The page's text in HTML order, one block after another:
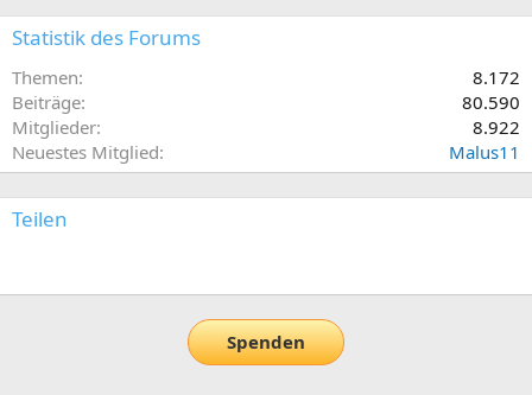
Statistik des Forums
Themen
8.172
Beiträge
80.590
Mitglieder
8.922
Neuestes Mitglied
Malus11
Teilen
Spenden